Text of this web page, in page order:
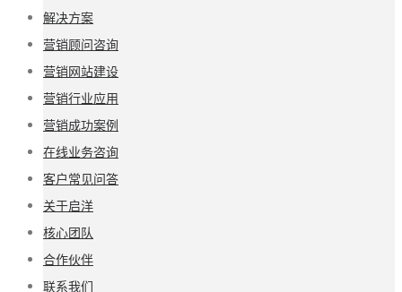
解决方案
营销顾问咨询
营销网站建设
营销行业应用
营销成功案例
在线业务咨询
客户常见问答
关于启洋
核心团队
合作伙伴
联系我们